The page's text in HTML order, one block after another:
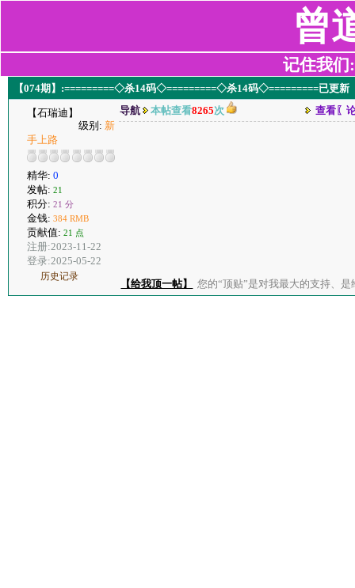
曾
记住我们
【074期】:=========◇杀14码◇=========◇杀14码◇=========已更新
【石瑞迪】
级别: 新
手上路
精华: 0
发帖: 21
积分: 21 分
金钱: 384 RMB
贡献值: 21 点
注册:2023-11-22
登录:2025-05-22
历史记录
导航 本帖查看8265次 查看〖
【给我顶一帖】 您的“顶贴”是对我最大的支持、